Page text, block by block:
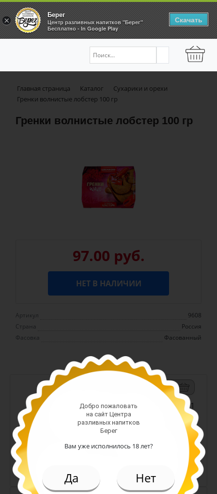
Главная страница Каталог
Сухарики и орехи
Гренки волнистые лобстер 100 гр
Гренки волнистые лобстер 100 гр
97.00 руб.
НЕТ В НАЛИЧИИ
Артикул
9608
Страна
Россия
Фасовка
Фасованный
+
Арт. 13411
42.00 руб.
(шт)
Арахис жареный соленый 50 гр
Добро пожаловать
на сайт Центра
разливных напитков
Берег
Вам уже исполнилось 18 лет?
Да Нет
×
Берег
Центр разливных напитков "Берег"
Бесплатно - In Google Play
Скачать